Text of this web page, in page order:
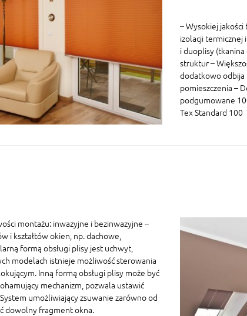
– Wysokiej
izolacji termicznej
i duoplisy
struktur –
dodatkowo odbija
pomieszczenia –
podgumowane
Tex Standard 100
montażu: inwazyjne i bezinwazyjne –
i kształtów okien, np. dachowe,
formą obsługi plisy jest uchwyt,
modelach istnieje możliwość sterowania
Inną formą obsługi plisy może być
mechanizm, pozwala ustawić
umożliwiający zsuwanie zarówno od
dowolny fragment okna.